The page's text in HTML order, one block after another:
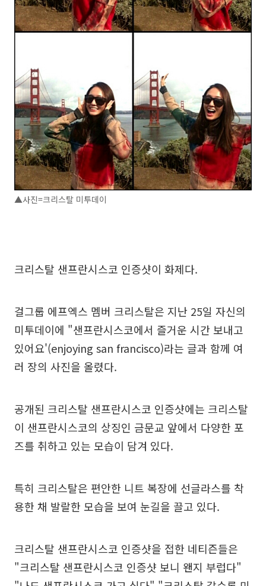
▲사진=크리스탈 미투데이
크리스탈 샌프란시스코 인증샷이 화제다.
걸그룹 에프엑스 멤버 크리스탈은 지난 25일 자신의
미투데이에 "샌프란시스코에서 즐거운 시간 보내고
있어요'(enjoying san francisco)라는 글과 함께 여
러 장의 사진을 올렸다.
공개된 크리스탈 샌프란시스코 인증샷에는 크리스탈
이 샌프란시스코의 상징인 금문교 앞에서 다양한 포
즈를 취하고 있는 모습이 담겨 있다.
특히 크리스탈은 편안한 니트 복장에 선글라스를 착
용한 채 발랄한 모습을 보여 눈길을 끌고 있다.
크리스탈 샌프란시스코 인증샷을 접한 네티즌들은
"크리스탈 샌프란시스코 인증샷 보니 왠지 부럽다"